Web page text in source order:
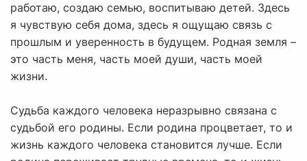
работаю, создаю семью, воспитываю детей. Здесь
я чувствую себя дома, здесь я ощущаю связь с
прошлым и уверенность в будущем. Родная земля –
это часть меня, часть моей души, часть моей
жизни.
Судьба каждого человека неразрывно связана с
судьбой его родины. Если родина процветает, то и
жизнь каждого человека становится лучше. Если